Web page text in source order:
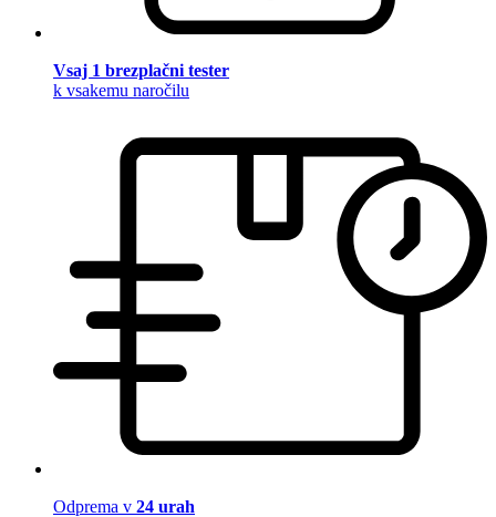
Vsaj 1 brezplačni tester
k vsakemu naročilu
Odprema v 24 urah